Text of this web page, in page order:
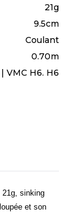
21g
9.5cm
Coulant
0.70m
VMC H6. H6
21g, sinking
et son